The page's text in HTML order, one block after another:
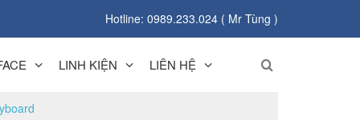
Hotline: 0989.233.024 ( Mr Tùng )
LINH KIỆN LIÊN HỆ